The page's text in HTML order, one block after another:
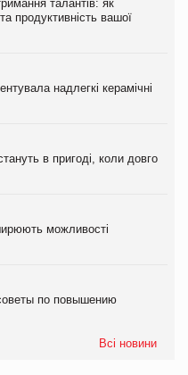
талантів: як
продуктивність вашої
надлегкі керамічні
в пригоді, коли довго
можливості
по повышению
Всі новини